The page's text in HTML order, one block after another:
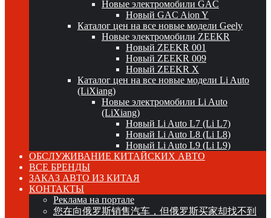
Новые электромобили GAC
Новый GAC Aion Y
Каталог цен на все новые модели Geely
Новые электромобили ZEEKR
Новый ZEEKR 001
Новый ZEEKR 009
Новый ZEEKR X
Каталог цен на все новые модели Li Auto
(LiXiang)
Новые электромобили Li Auto
(LiXiang)
Новый Li Auto L7 (Li L7)
Новый Li Auto L8 (Li L8)
Новый Li Auto L9 (Li L9)
ОБСЛУЖИВАНИЕ КИТАЙСКИХ АВТО
ВСЕ БРЕНДЫ
ЗАКАЗ АВТО ИЗ КИТАЯ
КОНТАКТЫ
Реклама на портале
您在向俄罗斯销售汽车，但俄罗斯买家却找不到